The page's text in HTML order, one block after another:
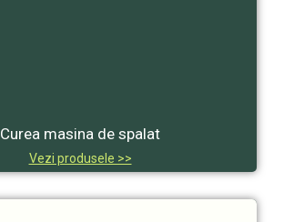
Curea masina de spalat
Vezi produsele >>